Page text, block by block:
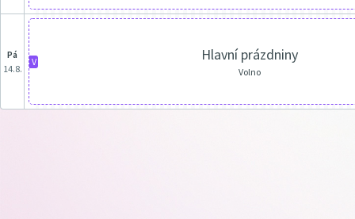
pá
14.8.
V Hlavní prázdniny
Volno